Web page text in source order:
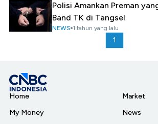
Polisi Amankan Preman
Band TK di Tangsel
NEWS 1 tahun yang lalu
1
Home
My Money
Market
News